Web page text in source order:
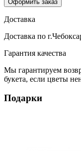
Оформить заказ
Доставка
Доставка по
Гарантия качества
Мы гарантируем
букета, если цветы
Подарки